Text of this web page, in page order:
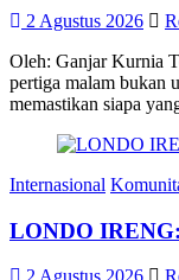
2 Agustus 2026
Oleh: Ganjar Kurnia
pertiga malam bukan
memastikan siapa
Internasional
LONDO